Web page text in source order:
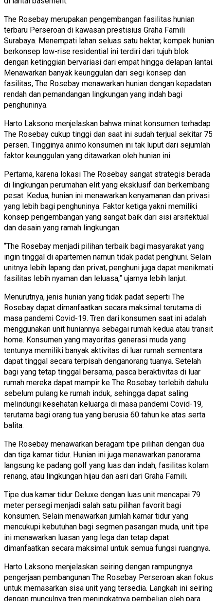
The Rosebay merupakan pengembangan fasilitas hunian
terbaru Perseroan di kawasan prestisius Graha Famili
Surabaya. Menempati lahan seluas satu hektar, kompek hunian
berkonsep low-rise residential ini terdiri dari tujuh blok
dengan ketinggian bervariasi dari empat hingga delapan lantai.
Menawarkan banyak keunggulan dari segi konsep dan
fasilitas, The Rosebay menawarkan hunian dengan kepadatan
rendah dan pemandangan lingkungan yang indah bagi
penghuninya.
Harto Laksono menjelaskan bahwa minat konsumen terhadap
The Rosebay cukup tinggi dan saat ini sudah terjual sekitar 75
persen. Tingginya animo konsumen ini tak luput dari sejumlah
faktor keunggulan yang ditawarkan oleh hunian ini.
Pertama, karena lokasi The Rosebay sangat strategis berada
di lingkungan perumahan elit yang eksklusif dan berkembang
pesat. Kedua, hunian ini menawarkan kenyamanan dan privasi
yang lebih bagi penghuninya. Faktor ketiga yakni memiliki
konsep pengembangan yang sangat baik dari sisi arsitektual
dan desain yang ramah lingkungan.
“The Rosebay menjadi pilihan terbaik bagi masyarakat yang
ingin tinggal di apartemen namun tidak padat penghuni. Selain
unitnya lebih lapang dan privat, penghuni juga dapat menikmati
fasilitas lebih nyaman dan leluasa,” ujarnya lebih lanjut.
Menurutnya, jenis hunian yang tidak padat seperti The
Rosebay dapat dimanfaatkan secara maksimal terutama di
masa pandemi Covid-19. Tren dari konsumen saat ini adalah
menggunakan unit huniannya sebagai rumah kedua atau transit
home. Konsumen yang mayoritas generasi muda yang
tentunya memiliki banyak aktivitas di luar rumah sementara
dapat tinggal secara terpisah denganorang tuanya. Setelah
bagi yang tetap tinggal bersama, pasca beraktivitas di luar
rumah mereka dapat mampir ke The Rosebay terlebih dahulu
sebelum pulang ke rumah induk, sehingga dapat saling
melindungi kesehatan keluarga di masa pandemi Covid-19,
terutama bagi orang tua yang berusia 60 tahun ke atas serta
balita.
The Rosebay menawarkan beragam tipe pilihan dengan dua
dan tiga kamar tidur. Hunian ini juga menawarkan panorama
langsung ke padang golf yang luas dan indah, fasilitas kolam
renang, atau lingkungan hijau dan asri dari Graha Famili.
Tipe dua kamar tidur Deluxe dengan luas unit mencapai 79
meter persegi menjadi salah satu pilihan favorit bagi
konsumen. Selain menawarkan jumlah kamar tidur yang
mencukupi kebutuhan bagi segmen pasangan muda, unit tipe
ini menawarkan luasan yang lega dan tetap dapat
dimanfaatkan secara maksimal untuk semua fungsi ruangnya.
Harto Laksono menjelaskan seiring dengan rampungnya
pengerjaan pembangunan The Rosebay Perseroan akan fokus
untuk memasarkan sisa unit yang tersedia. Langkah ini seiring
dengan munculnya tren meningkatnya pembelian oleh para